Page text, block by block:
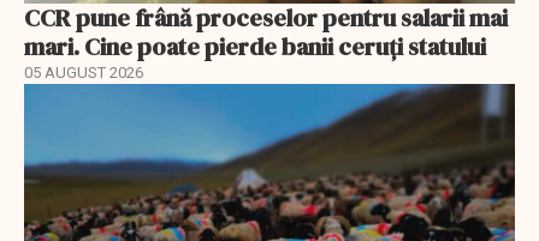
CCR pune frână proceselor pentru salarii mai
mari. Cine poate pierde banii ceruți statului
05 AUGUST 2026